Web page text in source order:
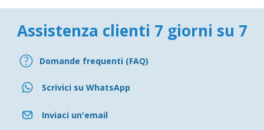
Assistenza clienti 7 giorni su 7
Domande frequenti (FAQ)
Scrivici su WhatsApp
Inviaci un'email